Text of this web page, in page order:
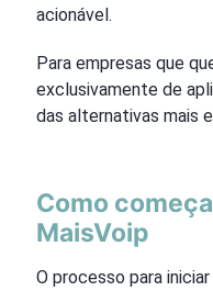
acionável.
Para empresas que
exclusivamente de
das alternativas mais
Como
MaisVoip
O processo para